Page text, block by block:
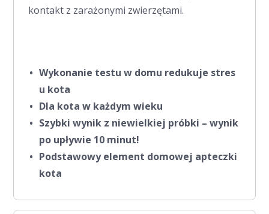
kontakt z zarażonymi zwierzętami.
Wykonanie testu w domu redukuje stres
u kota
Dla kota w każdym wieku
Szybki wynik z niewielkiej próbki – wynik
po upływie 10 minut!
Podstawowy element domowej apteczki
kota